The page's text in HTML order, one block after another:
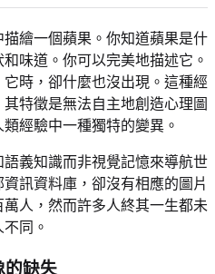
繪一個蘋果。你知道蘋果是什
味道。你可以完美地描述它。
時，卻什麼也沒出現。這種經
其特徵是無法自主地創造心理圖
經驗中一種獨特的變異。
義知識而非視覺記憶來導航世
訊資料庫，卻沒有相應的圖片
人，然而許多人終其一生都未
同。
的缺失